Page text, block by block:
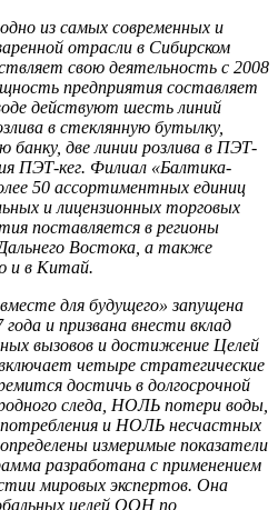
из самых современных и
отрасли в Сибирском
свою деятельность с 2008
предприятия составляет
действуют шесть линий
в стеклянную бутылку,
банку, две линии розлива в ПЭТ-
ПЭТ-кег. Филиал «Балтика-
50 ассортиментных единиц
и лицензионных торговых
поставляется в регионы
Востока, а также
и в Китай.
для будущего» запущена
и призвана внести вклад
вызовов и достижение Целей
четыре стратегические
достичь в долгосрочной
следа, НОЛЬ потери воды,
и НОЛЬ несчастных
измеримые показатели
разработана с применением
мировых экспертов. Она
целей ООН по